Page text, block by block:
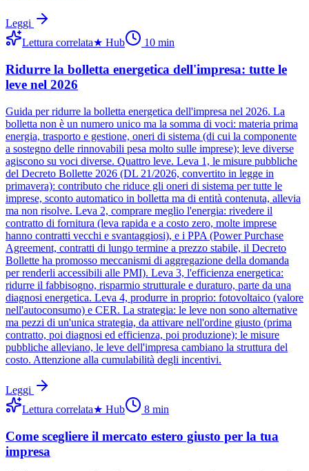
Leggi
Lettura correlata★ Hub 10 min
Ridurre la bolletta energetica dell'impresa: tutte le
leve nel 2026
Guida per ridurre la bolletta energetica dell'impresa nel 2026. La
bolletta non è un numero unico ma la somma di voci: materia prima
energia, trasporto e gestione, oneri di sistema (di cui la componente
a sostegno delle rinnovabili pesa molto sulle imprese); leve diverse
agiscono su voci diverse. Quattro leve. Leva 1, le misure pubbliche
del Decreto Bollette 2026 (DL 21/2026, convertito in legge in
primavera): contributo che riduce gli oneri di sistema per tutte le
imprese, sconto automatico in bolletta ma di entità contenuta, allevia
ma non risolve. Leva 2, comprare meglio l'energia: rivedere il
contratto di fornitura (leva rapida e a costo zero, molte imprese
hanno contratti vecchi e svantaggiosi), e i PPA (Power Purchase
Agreement, contratti di lungo termine a prezzo stabile, il Decreto
Bollette ha promosso meccanismi di aggregazione della domanda
per renderli accessibili alle PMI). Leva 3, l'efficienza energetica:
ridurre il fabbisogno, risparmio strutturale e duraturo, parte da una
diagnosi energetica. Leva 4, produrre in proprio: fotovoltaico (valore
nell'autoconsumo) e CER. La strategia: le leve non sono alternative
ma pezzi di un'unica strategia, da attivare nell'ordine giusto (prima
contratto, poi diagnosi ed efficienza, poi produzione); le misure
pubbliche alleviano, le leve dell'impresa cambiano la struttura del
costo. Attenzione alla cumulabilità degli incentivi.
Leggi
Lettura correlata★ Hub 8 min
Come scegliere il mercato estero giusto per la tua
impresa